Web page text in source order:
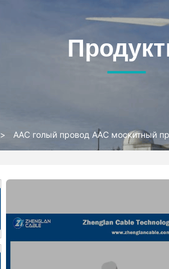
> AAC голый провод AAC москитный